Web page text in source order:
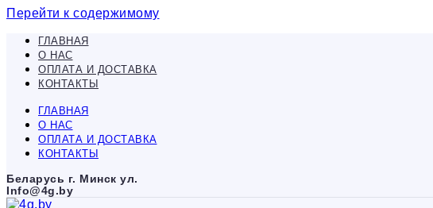
Перейти к содержимому
ГЛАВНАЯ
О НАС
ОПЛАТА И ДОСТАВКА
КОНТАКТЫ
ГЛАВНАЯ
О НАС
ОПЛАТА И ДОСТАВКА
КОНТАКТЫ
Беларусь г. Минск ул.
Info@4g.by